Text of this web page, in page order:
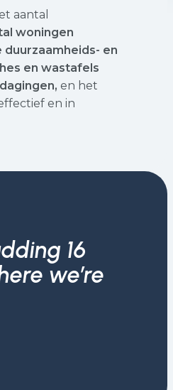
aantal
woningen
en
en wastafels
en het
en in
16
we’re